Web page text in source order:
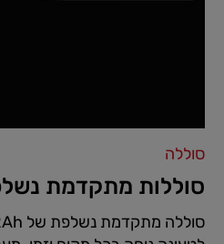
סוללה
סוללות מתקדמת
סוללה מתקדמת נשלפת של LG 72V32Ah